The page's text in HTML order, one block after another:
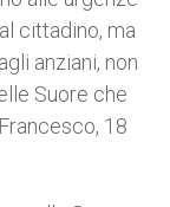
cittadino, ma
anziani, non
Suore che
18